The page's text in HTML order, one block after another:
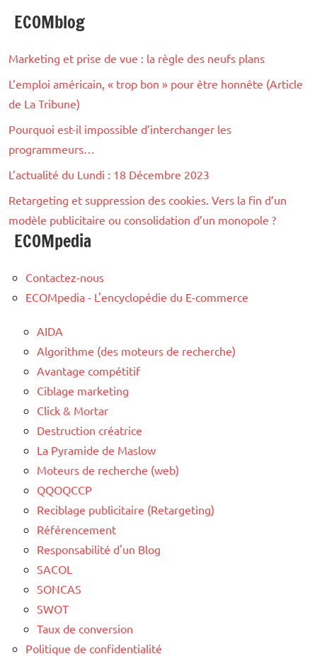
ECOMblog
Marketing et prise de vue : la règle des neufs plans
L’emploi américain, « trop bon » pour être honnête (Article
de La Tribune)
Pourquoi est-il impossible d’interchanger les
programmeurs…
L’actualité du Lundi : 18 Décembre 2023
Retargeting et suppression des cookies. Vers la fin d’un
modèle publicitaire ou consolidation d’un monopole ?
ECOMpedia
Contactez-nous
ECOMpedia - L'encyclopédie du E-commerce
AIDA
Algorithme (des moteurs de recherche)
Avantage compétitif
Ciblage marketing
Click & Mortar
Destruction créatrice
La Pyramide de Maslow
Moteurs de recherche (web)
QQOQCCP
Reciblage publicitaire (Retargeting)
Référencement
Responsabilité d'un Blog
SACOL
SONCAS
SWOT
Taux de conversion
Politique de confidentialité